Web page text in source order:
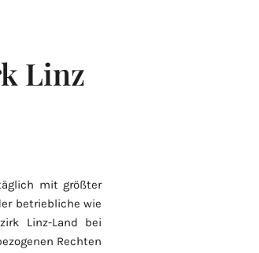
Linz
mit größter
betriebliche wie
Linz-Land bei
Rechten